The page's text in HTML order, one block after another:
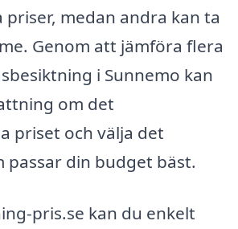
medan andra kan ta
Genom att jämföra flera
i Sunnemo kan
om det
priset och välja det
passar din budget bäst.
pris.se kan du enkelt